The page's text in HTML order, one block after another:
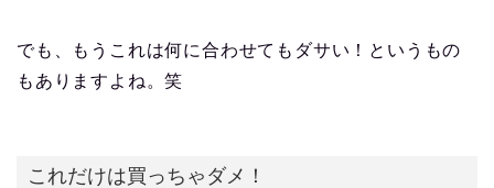
でも、もうこれは何に合わせてもダサい！というもの
もありますよね。笑
これだけは買っちゃダメ！